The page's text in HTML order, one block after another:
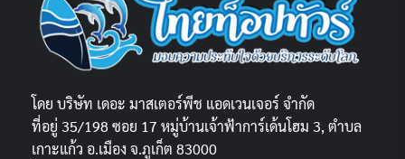
โดย บริษัท เดอะ มาสเตอร์พีช แอดเวนเจอร์ จำกัด
ที่อยู่ 35/198 ซอย 17 หมู่บ้านเจ้าฟ้าการ์เด้นโฮม 3, ตำบล
เกาะแก้ว อ.เมือง จ.ภูเก็ต 83000